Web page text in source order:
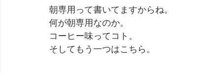
朝専用って書いてますからね。
何が朝専用なのか。
コーヒー味ってコト。
そしてもう一つはこちら。